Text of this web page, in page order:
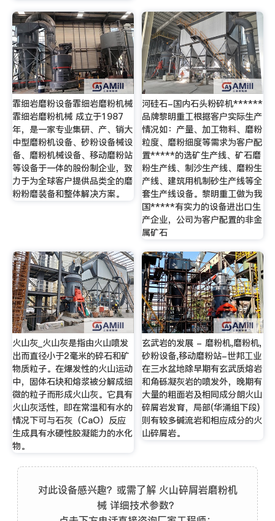
霏细岩磨粉设备霏细岩磨粉机械
霏细岩磨粉机械 成立于1987
年，是一家专业集研、产、销大
中型磨粉机设备、砂粉设备械设
备、磨粉机械设备、移动磨粉站
等设备于一体的股份制企业，致
力于为全球客户提供品类全的磨
粉粉磨装备和整体解决方案。
河硅石-国内石头粉碎机******
品牌黎明重工根据客户实际生产
情况如：产量、加工物料、磨粉
粒度、磨粉细度等需求为客户配
置*****的选矿生产线、矿石磨
粉生产线、制沙生产线、磨粉生
产线、建筑用机制砂生产线等全
套生产线设备。黎明重工做为我
国*****有实力的设备进出口生
产企业，公司为客户配置的非金
属矿石
火山灰_火山灰是指由火山喷发
出而直径小于2毫米的碎石和矿
物质粒子。在爆发性的火山运动
中，固体石块和熔浆被分解成细
微的粒子而形成火山灰。它具有
火山灰活性，即在常温和有水的
情况下可与石灰（CaO）反应
生成具有水硬性胶凝能力的水化
物。
玄武岩的发展 - 磨粉机,磨粉机,
砂粉设备,移动磨粉站-世邦工业
在三水盆地除早期有玄武质熔岩
和角砾凝灰岩的喷发外，晚期有
大量的粗面岩及相同成分朗火山
碎屑岩发育，局部(华涌组下段)
则有较多碱流岩和相应成分的火
山碎屑岩。
对此设备感兴趣？或需了解 火山碎屑岩磨粉机
械 详细技术参数？